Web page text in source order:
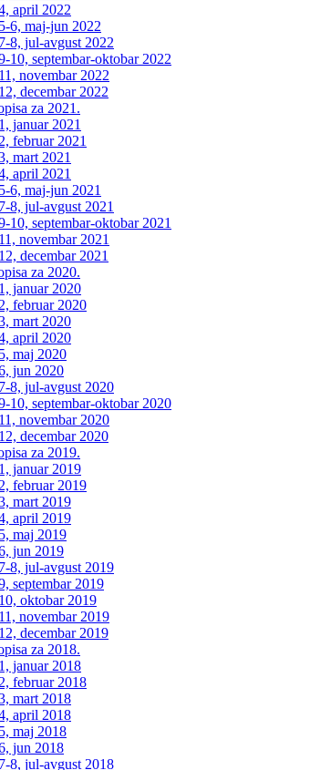
april 2022
6, maj-jun 2022
8, jul-avgust 2022
10, septembar-oktobar 2022
novembar 2022
decembar 2022
za 2021.
januar 2021
februar 2021
mart 2021
april 2021
6, maj-jun 2021
8, jul-avgust 2021
10, septembar-oktobar 2021
novembar 2021
decembar 2021
za 2020.
januar 2020
februar 2020
mart 2020
april 2020
maj 2020
jun 2020
8, jul-avgust 2020
10, septembar-oktobar 2020
novembar 2020
decembar 2020
za 2019.
januar 2019
februar 2019
mart 2019
april 2019
maj 2019
jun 2019
8, jul-avgust 2019
septembar 2019
oktobar 2019
novembar 2019
decembar 2019
za 2018.
januar 2018
februar 2018
mart 2018
april 2018
maj 2018
jun 2018
8, jul-avgust 2018